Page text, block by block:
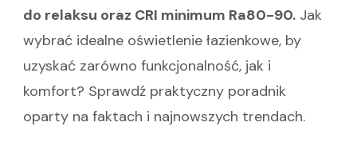
do relaksu oraz CRI minimum Ra80-90. Jak
wybrać idealne oświetlenie łazienkowe, by
uzyskać zarówno funkcjonalność, jak i
komfort? Sprawdź praktyczny poradnik
oparty na faktach i najnowszych trendach.